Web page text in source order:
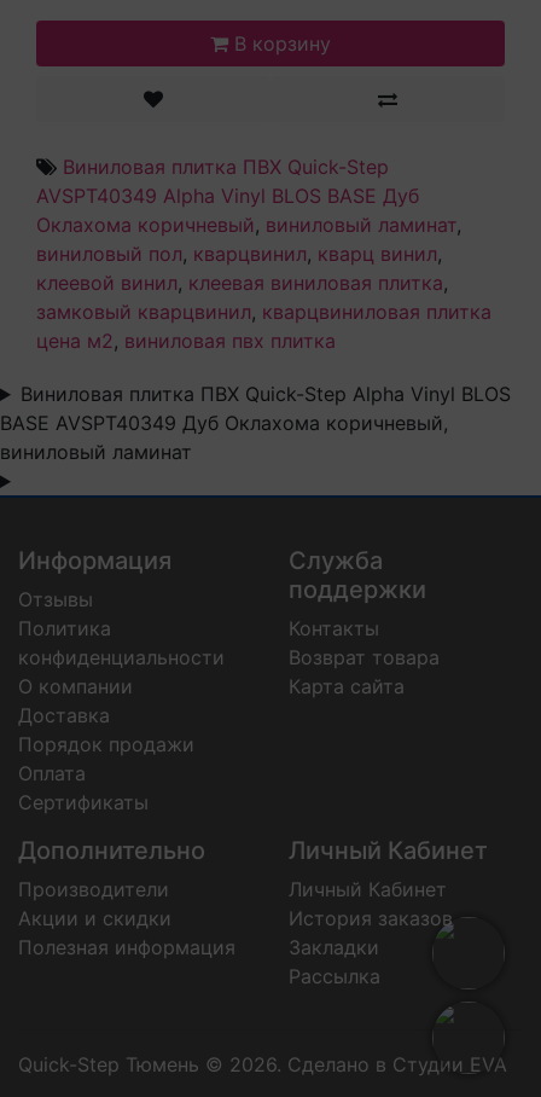
В корзину
Виниловая плитка ПВХ Quick-Step
AVSPT40349 Alpha Vinyl BLOS BASE Дуб
Оклахома коричневый , виниловый ламинат,
виниловый пол, кварцвинил, кварц винил,
клеевой винил, клеевая виниловая плитка,
замковый кварцвинил, кварцвиниловая плитка
цена м2 , виниловая пвх плитка
Виниловая плитка ПВХ Quick-Step Alpha Vinyl BLOS
BASE AVSPT40349 Дуб Оклахома коричневый,
виниловый ламинат
Информация
Отзывы
Политика
конфиденциальности
О компании
Доставка
Порядок продажи
Оплата
Сертификаты
Служба
поддержки
Контакты
Возврат товара
Карта сайта
Дополнительно
Производители
Акции и скидки
Полезная информация
Личный Кабинет
Личный Кабинет
История заказов
Закладки
Рассылка
Quick-Step Тюмень © 2026. Сделано в Студии EVA